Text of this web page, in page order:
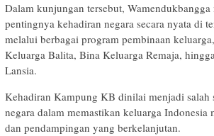
Dalam kunjungan tersebut, Wamendukbangga
pentingnya kehadiran negara secara nyata di
melalui berbagai program pembinaan
Keluarga Balita, Bina Keluarga Remaja,
Lansia.
Kehadiran Kampung KB dinilai menjadi salah
negara dalam memastikan keluarga Indonesia
dan pendampingan yang berkelanjutan.